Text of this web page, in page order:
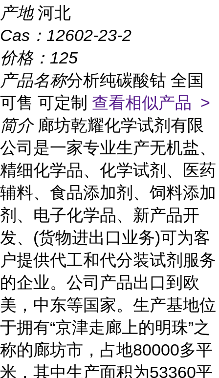
产地 河北
Cas： 12602-23-2
价格： 125
产品名称分析纯碳酸钴 全国
可售 可定制 查看相似产品 >
简介 廊坊乾耀化学试剂有限
公司是一家专业生产无机盐、
精细化学品、化学试剂、医药
辅料、食品添加剂、饲料添加
剂、电子化学品、新产品开
发、(货物进出口业务)可为客
户提供代工和代分装试剂服务
的企业。公司产品出口到欧
美，中东等国家。生产基地位
于拥有“京津走廊上的明珠”之
称的廊坊市，占地80000多平
米，其中生产面积为53360平